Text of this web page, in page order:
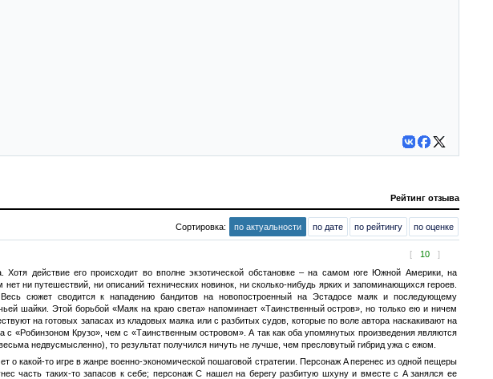
Рейтинг отзыва
Сортировка: по актуальности по дате по рейтингу по оценке
[ 10 ]
действие его происходит во вполне экзотической обстановке – на самом юге Южной Америки, на
ни путешествий, ни описаний технических новинок, ни сколько-нибудь ярких и запоминающихся героев.
сюжет сводится к нападению бандитов на новопостроенный на Эстадосе маяк и последующему
шайки. Этой борьбой «Маяк на краю света» напоминает «Таинственный остров», но только ею и ничем
на готовых запасах из кладовых маяка или с разбитых судов, которые по воле автора наскакивают на
«Робинзоном Крузо», чем с «Таинственным островом». А так как оба упомянутых произведения являются
недвусмысленно), то результат получился ничуть не лучше, чем пресловутый гибрид ужа с ежом.
о какой-то игре в жанре военно-экономической пошаговой стратегии. Персонаж A перенес из одной пещеры
часть таких-то запасов к себе; персонаж C нашел на берегу разбитую шхуну и вместе с A занялся ее